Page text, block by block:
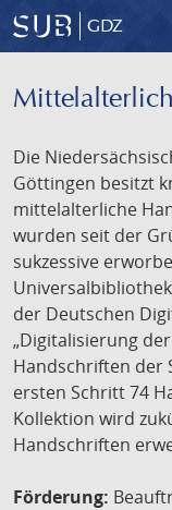
GDZ
Die
Göttingen besitzt
mittelalterliche
wurden seit der
sukzessive
der Deutschen
„Digitalisierung
Handschriften der
ersten Schritt 74
Kollektion wird
Handschriften
Förderung: